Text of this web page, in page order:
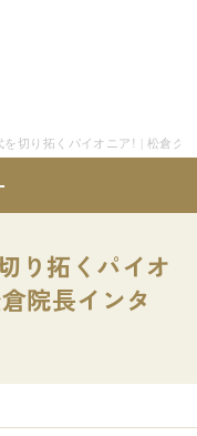
を切り拓くパイオニア! | 松倉ク
り拓くパイオ
院長インタ